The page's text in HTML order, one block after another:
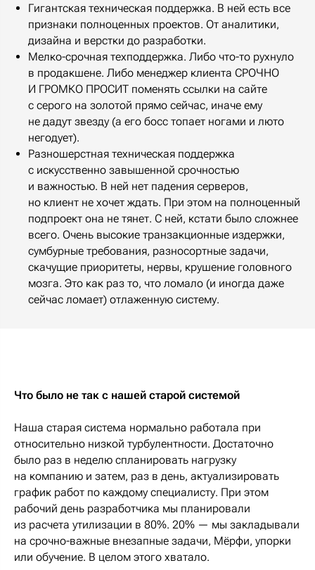
Гигантская техническая поддержка. В ней есть все
признаки полноценных проектов. От аналитики,
дизайна и верстки до разработки.
Мелко-срочная техподдержка. Либо что-то рухнуло
в продакшене. Либо менеджер клиента СРОЧНО
И ГРОМКО ПРОСИТ поменять ссылки на сайте
с серого на золотой прямо сейчас, иначе ему
не дадут звезду (а его босс топает ногами и люто
негодует).
Разношерстная техническая поддержка
с искусственно завышенной срочностью
и важностью. В ней нет падения серверов,
но клиент не хочет ждать. При этом на полноценный
подпроект она не тянет. С ней, кстати было сложнее
всего. Очень высокие транзакционные издержки,
сумбурные требования, разносортные задачи,
скачущие приоритеты, нервы, крушение головного
мозга. Это как раз то, что ломало (и иногда даже
сейчас ломает) отлаженную систему.
Что было не так с нашей старой системой
Наша старая система нормально работала при
относительно низкой турбулентности. Достаточно
было раз в неделю спланировать нагрузку
на компанию и затем, раз в день, актуализировать
график работ по каждому специалисту. При этом
рабочий день разработчика мы планировали
из расчета утилизации в 80%. 20% — мы закладывали
на срочно-важные внезапные задачи, Мёрфи, упорки
или обучение. В целом этого хватало.